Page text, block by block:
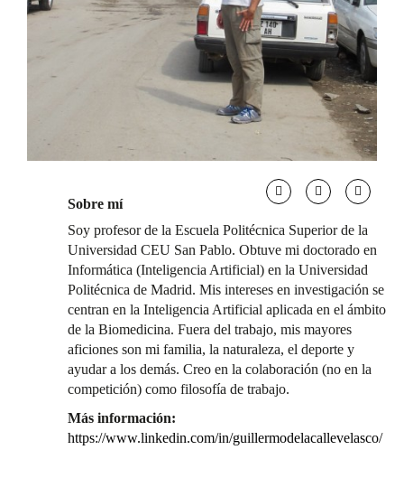
Sobre mí
Soy profesor de la Escuela Politécnica Superior de la
Universidad CEU San Pablo. Obtuve mi doctorado en
Informática (Inteligencia Artificial) en la Universidad
Politécnica de Madrid. Mis intereses en investigación se
centran en la Inteligencia Artificial aplicada en el ámbito
de la Biomedicina. Fuera del trabajo, mis mayores
aficiones son mi familia, la naturaleza, el deporte y
ayudar a los demás. Creo en la colaboración (no en la
competición) como filosofía de trabajo.
Más información:
https://www.linkedin.com/in/guillermodelacallevelasco/